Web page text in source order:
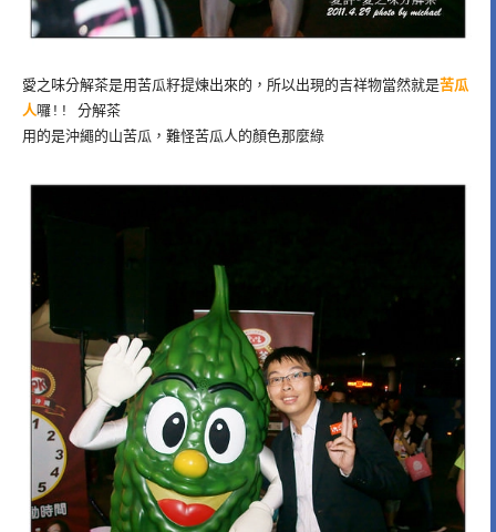
愛之味分解茶是用苦瓜籽提煉出來的，所以出現的吉祥物當然就是苦瓜
人囉!! 分解茶
用的是沖繩的山苦瓜，難怪苦瓜人的顏色那麼綠